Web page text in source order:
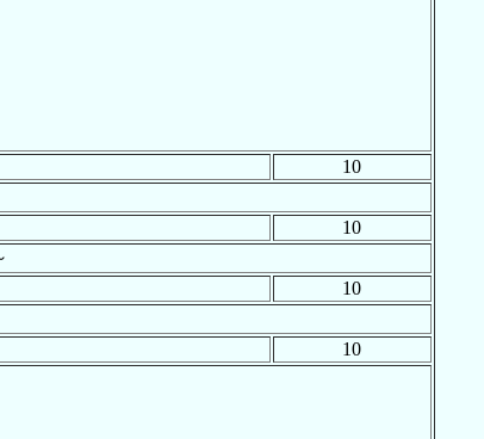
10
10
10
10